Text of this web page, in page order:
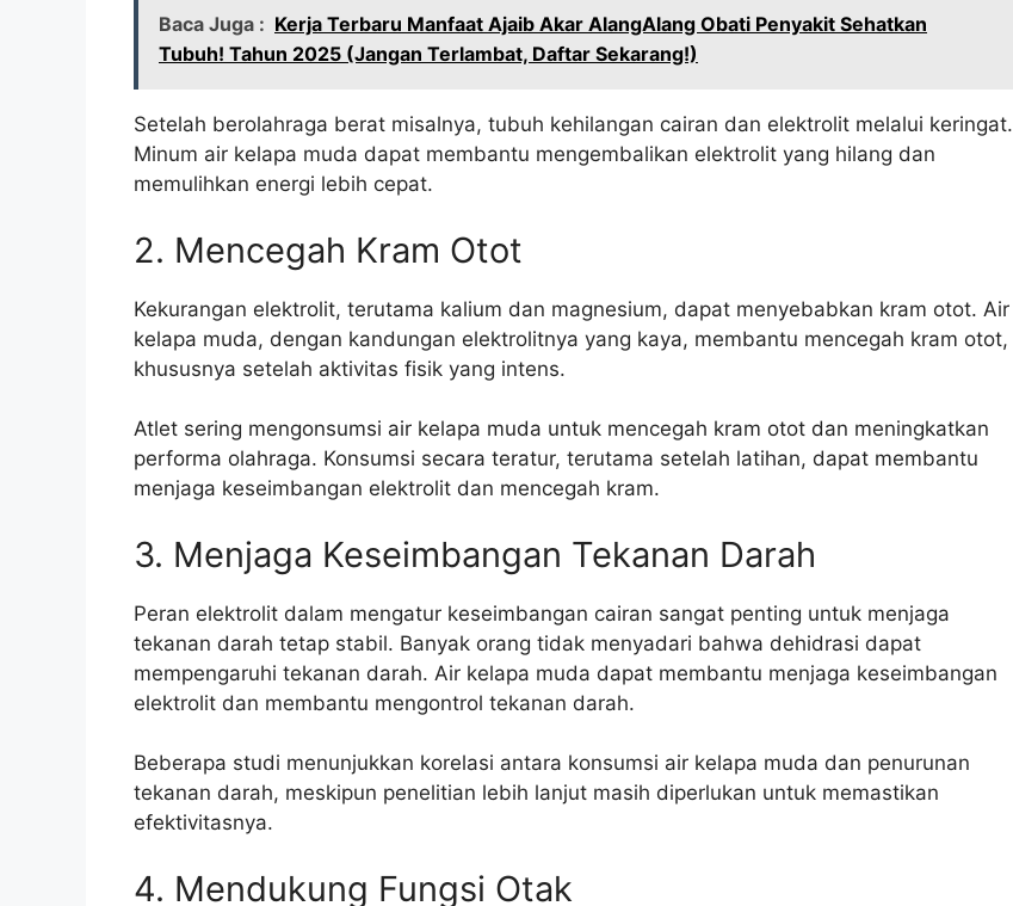
Baca Juga : Kerja Terbaru Manfaat Ajaib Akar AlangAlang Obati Penyakit Sehatkan
Tubuh! Tahun 2025 (Jangan Terlambat, Daftar Sekarang!)
Setelah berolahraga berat misalnya, tubuh kehilangan cairan dan elektrolit melalui keringat.
Minum air kelapa muda dapat membantu mengembalikan elektrolit yang hilang dan
memulihkan energi lebih cepat.
2. Mencegah Kram Otot
Kekurangan elektrolit, terutama kalium dan magnesium, dapat menyebabkan kram otot. Air
kelapa muda, dengan kandungan elektrolitnya yang kaya, membantu mencegah kram otot,
khususnya setelah aktivitas fisik yang intens.
Atlet sering mengonsumsi air kelapa muda untuk mencegah kram otot dan meningkatkan
performa olahraga. Konsumsi secara teratur, terutama setelah latihan, dapat membantu
menjaga keseimbangan elektrolit dan mencegah kram.
3. Menjaga Keseimbangan Tekanan Darah
Peran elektrolit dalam mengatur keseimbangan cairan sangat penting untuk menjaga
tekanan darah tetap stabil. Banyak orang tidak menyadari bahwa dehidrasi dapat
mempengaruhi tekanan darah. Air kelapa muda dapat membantu menjaga keseimbangan
elektrolit dan membantu mengontrol tekanan darah.
Beberapa studi menunjukkan korelasi antara konsumsi air kelapa muda dan penurunan
tekanan darah, meskipun penelitian lebih lanjut masih diperlukan untuk memastikan
efektivitasnya.
4. Mendukung Fungsi Otak